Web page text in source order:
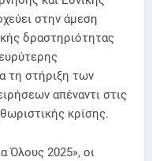
στην άμεση
δραστηριότητας
τη στήριξη των
απέναντι στις
κρίσης.
Όλους 2025», οι